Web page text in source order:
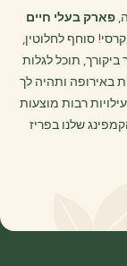
פארק בעלי חיים
פארק קרסי! סוחף לחלוטין,
ביקורך, תוכל לגלות
באירופה ותהיה לך
רבות מוצעות
שלנו בפריז